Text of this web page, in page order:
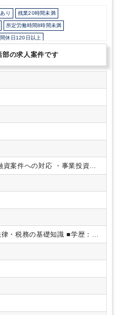
のシステムを使用してい
などは自由度が高く、フレキ
す。 【魅力ポイント】
ーに業務を経験できる・リモ
ており、柔軟な働き方が可能
スト／マネジメント／ジョブロ
り 残業20時間未満
所定労働時間8時間未満
休日120日以上
部の求人案件です
資案件への対応 ・事業投資管
を担当した上で、将来的に
人材（CFO等）として幅広く
・税務の基礎知識 ■学歴：大
ビジネス英語（TOEIC730点